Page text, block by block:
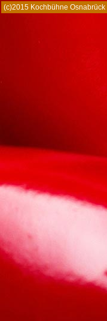
(c)2015 Kochbühne Osnabrück |